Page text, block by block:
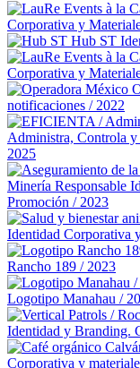
Corporativa y
Hub ST
Corporativa y
notificaciones / 2022
Administra, Controla y
2025
Minería Responsable
Promoción / 2023
Identidad Corporativa
Rancho 189 / 2023
Logotipo Manahau /
Identidad y Branding.
Corporativa y